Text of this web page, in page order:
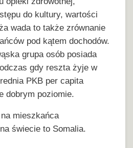
do kultury, wartości
wada to także zrównanie
pod kątem dochodów.
grupa osób posiada
gdy reszta żyje w
PKB per capita
dobrym poziomie.
mieszkańca
świecie to Somalia.